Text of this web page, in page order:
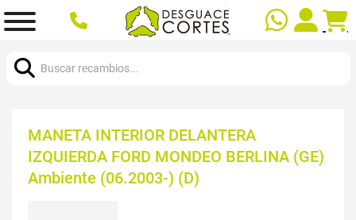
MANETA INTERIOR DELANTERA
IZQUIERDA FORD MONDEO BERLINA (GE)
Ambiente (06.2003-) (D)